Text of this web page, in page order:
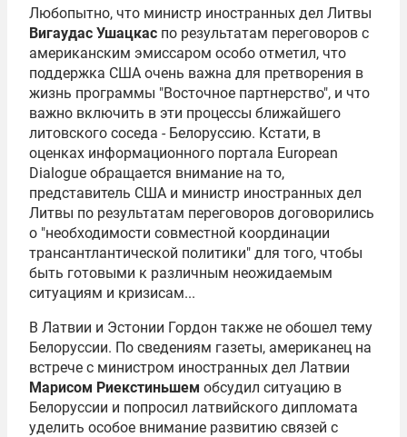
Любопытно, что министр иностранных дел Литвы
Вигаудас Ушацкас по результатам переговоров с
американским эмиссаром особо отметил, что
поддержка США очень важна для претворения в
жизнь программы "Восточное партнерство", и что
важно включить в эти процессы ближайшего
литовского соседа - Белоруссию. Кстати, в
оценках информационного портала European
Dialogue обращается внимание на то,
представитель США и министр иностранных дел
Литвы по результатам переговоров договорились
о "необходимости совместной координации
трансантлантической политики" для того, чтобы
быть готовыми к различным неожидаемым
ситуациям и кризисам...
В Латвии и Эстонии Гордон также не обошел тему
Белоруссии. По сведениям газеты, американец на
встрече с министром иностранных дел Латвии
Марисом Риекстиньшем обсудил ситуацию в
Белоруссии и попросил латвийского дипломата
уделить особое внимание развитию связей с